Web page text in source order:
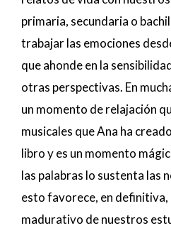
primaria, secundaria o
trabajar las emociones
que ahonde en la
otras perspectivas. En
un momento de relajación
musicales que Ana ha
libro y es un momento
las palabras lo sustenta las
esto favorece, en
madurativo de nuestros